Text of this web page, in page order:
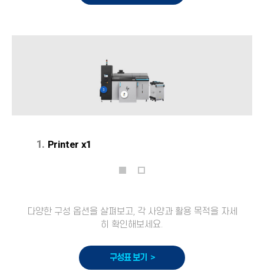
1. Printer x1
다양한 구성 옵션을 살펴보고, 각 사양과 활용 목적을 자세
히 확인해보세요.
구성표 보기 >